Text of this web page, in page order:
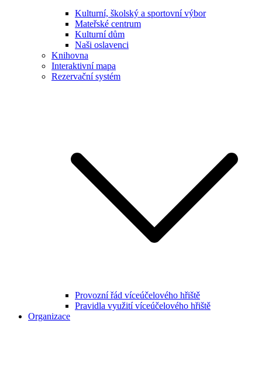
Kulturní, školský a sportovní výbor
Mateřské centrum
Kulturní dům
Naši oslavenci
Knihovna
Interaktivní mapa
Rezervační systém
Provozní řád víceúčelového hřiště
Pravidla využití víceúčelového hřiště
Organizace